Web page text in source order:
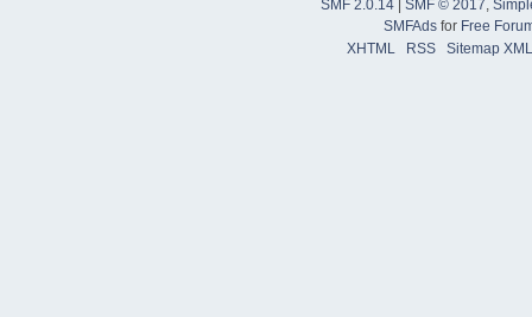
SMF 2.0.14 SMF © 2017
SMFAdsfor Free
XHTML
RSS Sitemap XML